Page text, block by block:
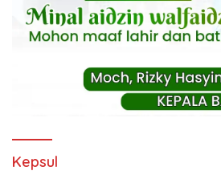
Kepsul